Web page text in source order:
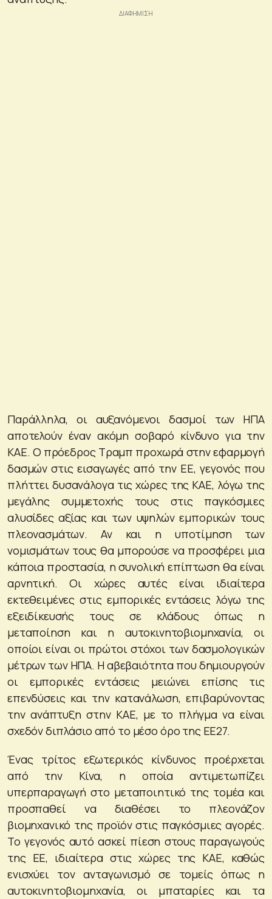
Παράλληλα, οι αυξανόμενοι δασμοί των ΗΠΑ
αποτελούν έναν ακόμη σοβαρό κίνδυνο για την
ΚΑΕ. Ο πρόεδρος Τραμπ προχωρά στην εφαρμογή
δασμών στις εισαγωγές από την ΕΕ, γεγονός που
πλήττει δυσανάλογα τις χώρες της ΚΑΕ, λόγω της
μεγάλης συμμετοχής τους στις παγκόσμιες
αλυσίδες αξίας και των υψηλών εμπορικών τους
πλεονασμάτων. Αν και η υποτίμηση των
νομισμάτων τους θα μπορούσε να προσφέρει μια
κάποια προστασία, η συνολική επίπτωση θα είναι
αρνητική. Οι χώρες αυτές είναι ιδιαίτερα
εκτεθειμένες στις εμπορικές εντάσεις λόγω της
εξειδίκευσής τους σε κλάδους όπως η
μεταποίηση και η αυτοκινητοβιομηχανία, οι
οποίοι είναι οι πρώτοι στόχοι των δασμολογικών
μέτρων των ΗΠΑ. Η αβεβαιότητα που δημιουργούν
οι εμπορικές εντάσεις μειώνει επίσης τις
επενδύσεις και την κατανάλωση, επιβαρύνοντας
την ανάπτυξη στην ΚΑΕ, με το πλήγμα να είναι
σχεδόν διπλάσιο από το μέσο όρο της ΕΕ27.
Ένας τρίτος εξωτερικός κίνδυνος προέρχεται
από την Κίνα, η οποία αντιμετωπίζει
υπερπαραγωγή στο μεταποιητικό της τομέα και
προσπαθεί να διαθέσει το πλεονάζον
βιομηχανικό της προϊόν στις παγκόσμιες αγορές.
Το γεγονός αυτό ασκεί πίεση στους παραγωγούς
της ΕΕ, ιδιαίτερα στις χώρες της ΚΑΕ, καθώς
ενισχύει τον ανταγωνισμό σε τομείς όπως η
αυτοκινητοβιομηχανία, οι μπαταρίες και τα